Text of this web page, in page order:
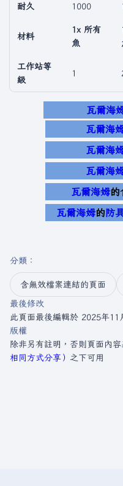
耐久 1000
材料
1x 所有
魚
工作站等
級
1
瓦爾海
瓦爾海
瓦爾海
瓦爾海
瓦爾海姆的
瓦爾海姆的防
分類 ：​
含無效檔案連結的頁面
最後修改
此頁面最後編輯於 2025年11
版權
除非另有註明，否則頁面內
相同方式分享） 之下可用